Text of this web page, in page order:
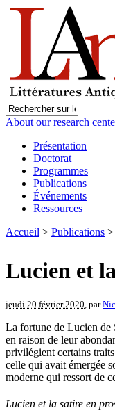
About our research
Présentation
Doctorat
Programmes
Publications
Événements
Ressources
Accueil > Publications >
Lucien et
jeudi 20 février 2020 , par
La fortune de Lucien de
en raison de leur
privilégient certains
celle qui avait émergée
moderne qui ressort de
Lucien et la satire en